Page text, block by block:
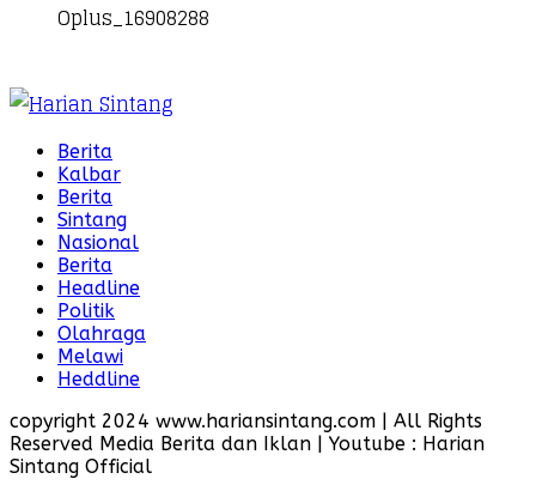
Oplus_16908288
Berita
Kalbar
Berita
Sintang
Nasional
Berita
Headline
Politik
Olahraga
Melawi
Heddline
copyright 2024 www.hariansintang.com | All Rights
Reserved Media Berita dan Iklan | Youtube : Harian
Sintang Official